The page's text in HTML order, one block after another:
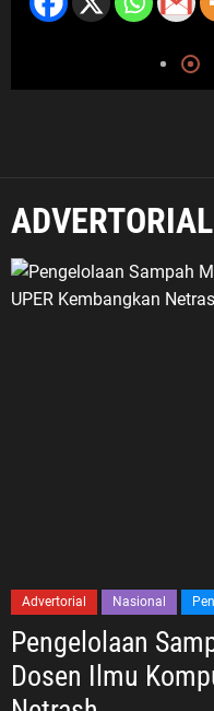
ADVERTORIAL
Advertorial Nasional
Pengelolaan
Dosen Ilmu